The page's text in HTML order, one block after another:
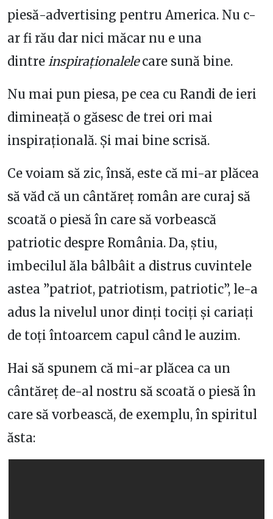
piesă-advertising pentru America. Nu c-
ar fi rău dar nici măcar nu e una
dintre inspiraționalelecare sună bine.
Nu mai pun piesa, pe cea cu Randi de ieri
dimineață o găsesc de trei ori mai
inspirațională. Și mai bine scrisă.
Ce voiam să zic, însă, este că mi-ar plăcea
să văd că un cântăreț român are curaj să
scoată o piesă în care să vorbească
patriotic despre România. Da, știu,
imbecilul ăla bâlbâit a distrus cuvintele
astea ”patriot, patriotism, patriotic”, le-a
adus la nivelul unor dinți tociți și cariați
de toți întoarcem capul când le auzim.
Hai să spunem că mi-ar plăcea ca un
cântăreț de-al nostru să scoată o piesă în
care să vorbească, de exemplu, în spiritul
ăsta: